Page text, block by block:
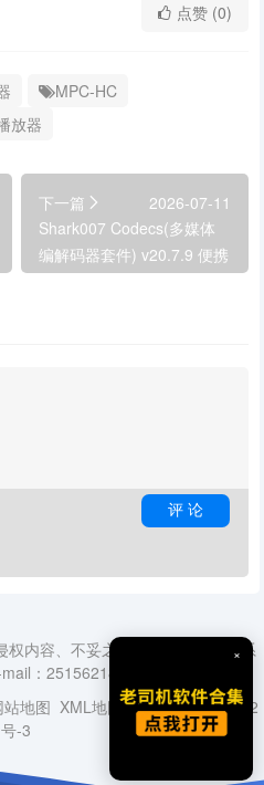
点赞 (0)
MPC-HC
放器
下一篇
2026-07-11
Shark007 Codecs(多媒体
编解码器套件) v20.7.9 便携
内容、不妥之处，请第一时间联系
：2515621840@qq.com
站地图 XML地图 蜀ICP备18014492
号-3
×